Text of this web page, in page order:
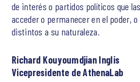
de interés o partidos políticos que
acceder o permanecer en el poder,
distintos a su naturaleza.
Richard Kouyoumdjian Inglis
Vicepresidente de AthenaLab